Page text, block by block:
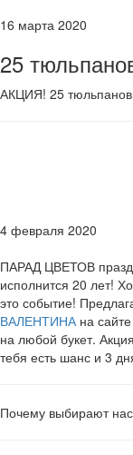
16 марта 2020
25
АКЦИЯ! 25
4 февраля 2020
ПАРАД ЦВЕТОВ
исполнится 20 лет!
это событие!
ВАЛЕНТИНАна
на любой букет.
тебя есть шанс и 3
Почему выбирают нас